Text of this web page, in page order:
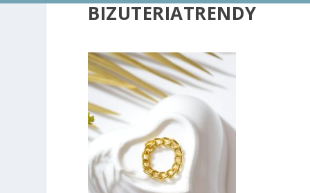
BIZUTERIATRENDY